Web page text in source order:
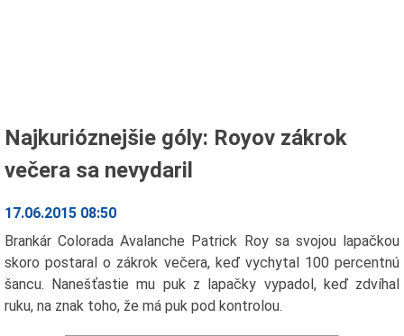
Najkurióznejšie góly: Royov zákrok
večera sa nevydaril
17.06.2015 08:50
Brankár Colorada Avalanche Patrick Roy sa svojou lapačkou
skoro postaral o zákrok večera, keď vychytal 100 percentnú
šancu. Nanešťastie mu puk z lapačky vypadol, keď zdvíhal
ruku, na znak toho, že má puk pod kontrolou.